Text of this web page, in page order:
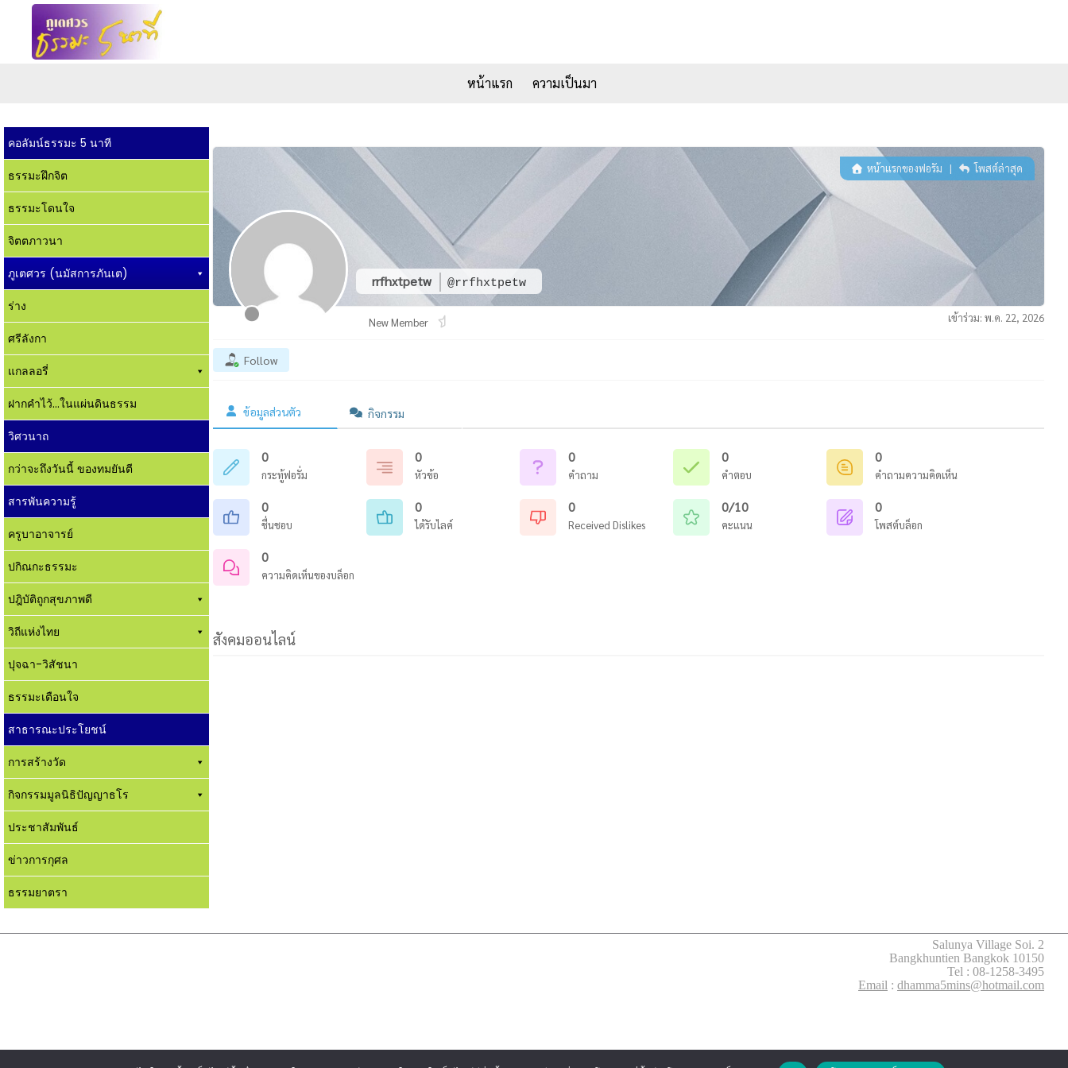
หน้าแรก ความเป็นมา
คอลัมน์ธรรมะ 5 นาที
ธรรมะฝึกจิต
ธรรมะโดนใจ
จิตตภาวนา
ภูเตศวร (นมัสการภันเต)
ร่าง
ศรีลังกา
แกลลอรี่
ฝากคำไว้...ในแผ่นดินธรรม
วิศวนาถ
กว่าจะถึงวันนี้ ของทมยันตี
สารพันความรู้
ครูบาอาจารย์
ปกิณกะธรรมะ
ปฎิบัติถูกสุขภาพดี
วิถีแห่งไทย
ปุจฉา-วิสัชนา
ธรรมะเตือนใจ
สาธารณะประโยชน์
การสร้างวัด
กิจกรรมมูลนิธิปัญญาธโร
ประชาสัมพันธ์
ข่าวการกุศล
ธรรมยาตรา
rrfhxtpetw @rrfhxtpetw
หน้าแรกของฟอรัม | โพสต์ล่าสุด
New Member เข้าร่วม: พ.ค. 22, 2026
Follow
ข้อมูลส่วนตัว กิจกรรม
0
กระทู้ฟอรั่ม
0
หัวข้อ
0
คำถาม
0
คำตอบ
0
คำถามความคิดเห็น
0
ชื่นชอบ
0
ได้รับไลค์
0
Received Dislikes
0/10
คะแนน
0
โพสต์บล็อก
0
ความคิดเห็นของบล็อก
สังคมออนไลน์
Salunya Village Soi. 2
Bangkhuntien Bangkok 10150
Tel : 08-1258-3495
Email : dhamma5mins@hotmail.com